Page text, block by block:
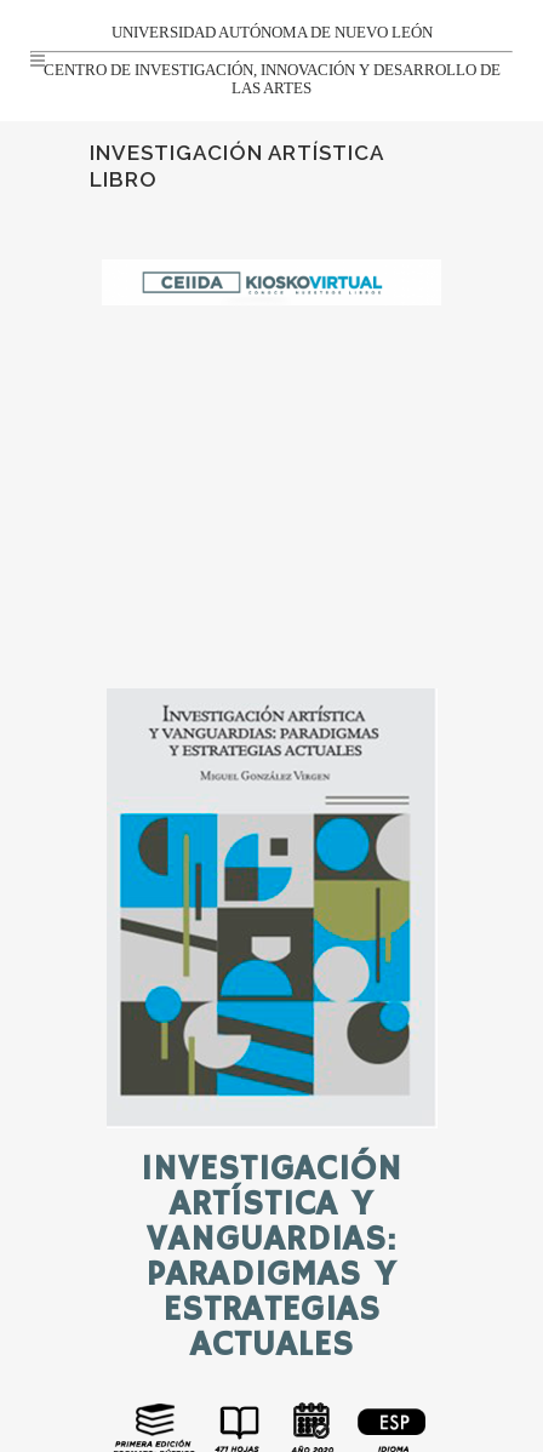
UNIVERSIDAD AUTÓNOMA DE NUEVO LEÓN
CENTRO DE INVESTIGACIÓN, INNOVACIÓN Y DESARROLLO DE
LAS ARTES
INVESTIGACIÓN ARTÍSTICA
LIBRO
INVESTIGACIÓN
ARTÍSTICA Y
VANGUARDIAS:
PARADIGMAS Y
ESTRATEGIAS
ACTUALES